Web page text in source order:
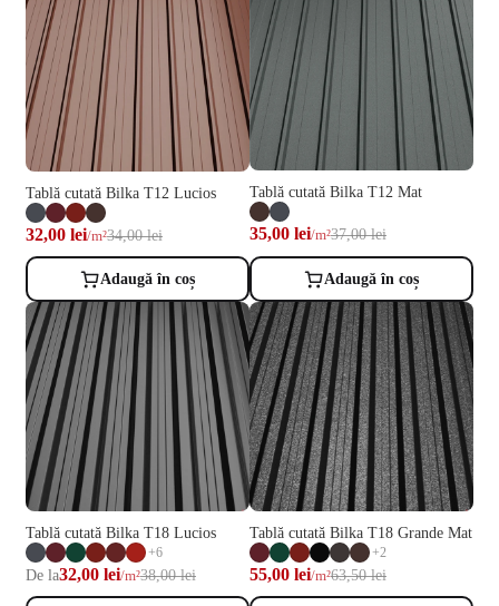
Tablă cutată Bilka T12 Lucios
32,00 lei/m²34,00 lei
Adaugă în coș
Tablă cutată Bilka T12 Mat
35,00 lei/m²37,00 lei
Adaugă în coș
Tablă cutată Bilka T18 Lucios
+6
De la32,00 lei/m²38,00 lei
Tablă cutată Bilka T18 Grande Mat
+2
55,00 lei/m²63,50 lei